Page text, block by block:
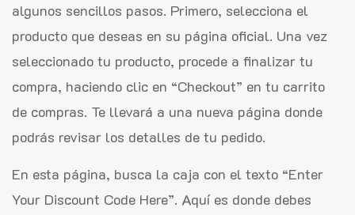
algunos sencillos pasos. Primero, selecciona el
producto que deseas en su página oficial. Una vez
seleccionado tu producto, procede a finalizar tu
compra, haciendo clic en “Checkout” en tu carrito
de compras. Te llevará a una nueva página donde
podrás revisar los detalles de tu pedido.
En esta página, busca la caja con el texto “Enter
Your Discount Code Here”. Aquí es donde debes